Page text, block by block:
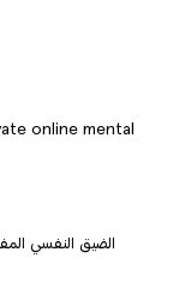
online mental
الضيق النفسي